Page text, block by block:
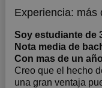
Experiencia: más
Soy estudiante de
Nota media de
Con mas de un
Creo que el hecho
una gran ventaja